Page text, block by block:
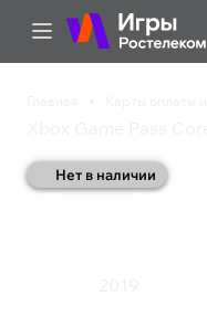
Нет в наличии
Xbox